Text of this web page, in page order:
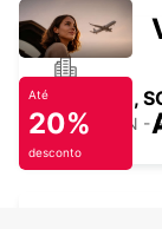
ZURIQUE,
SCHLIEREN -
Até
20%
desconto